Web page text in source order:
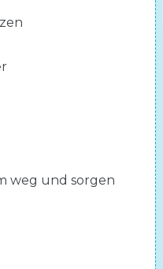
weg und sorgen